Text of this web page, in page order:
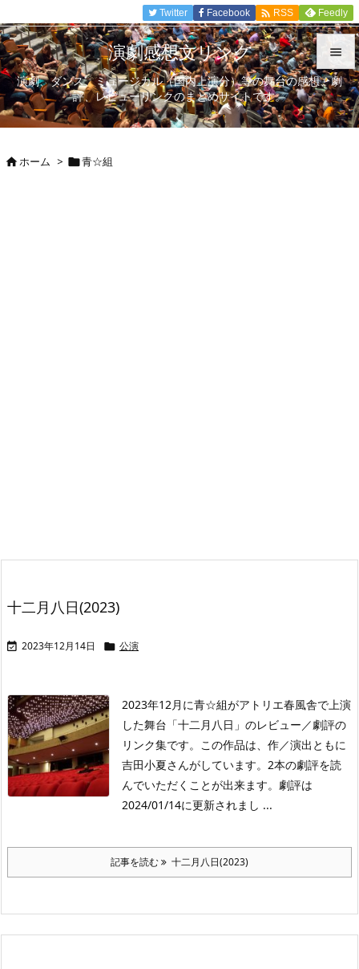


メニュ

Twitter Facebook  RSS Feedly
演劇感想文リンク
演劇、ダンス、ミュージカル（国内上演分）等の舞台の感想、劇
評、レビューリンクのまとめサイトです。
ホーム > 青☆組
十二月八日(2023)
 2023年12月14日  公演
2023年12月に青☆組がアトリエ春風舎で上演
した舞台「十二月八日」のレビュー／劇評の
リンク集です。この作品は、作／演出ともに
吉田小夏さんがしています。2本の劇評を読
んでいただくことが出来ます。劇評は
2024/01/14に更新されまし ...
記事を読む 十二月八日(2023)